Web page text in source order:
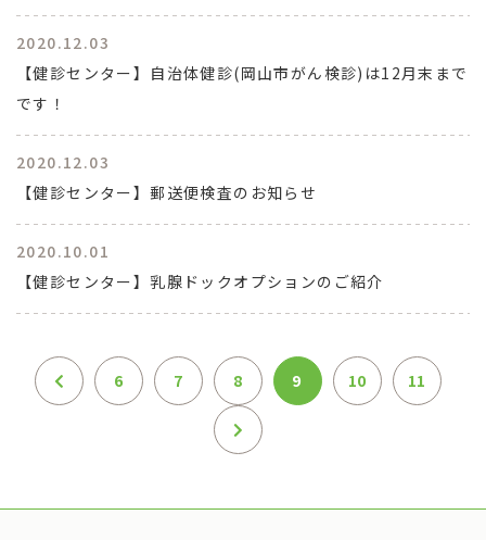
2020.12.03
【健診センター】自治体健診(岡山市がん検診)は12月末まで
です！
2020.12.03
【健診センター】郵送便検査のお知らせ
2020.10.01
【健診センター】乳腺ドックオプションのご紹介
6 7 8 9 10 11